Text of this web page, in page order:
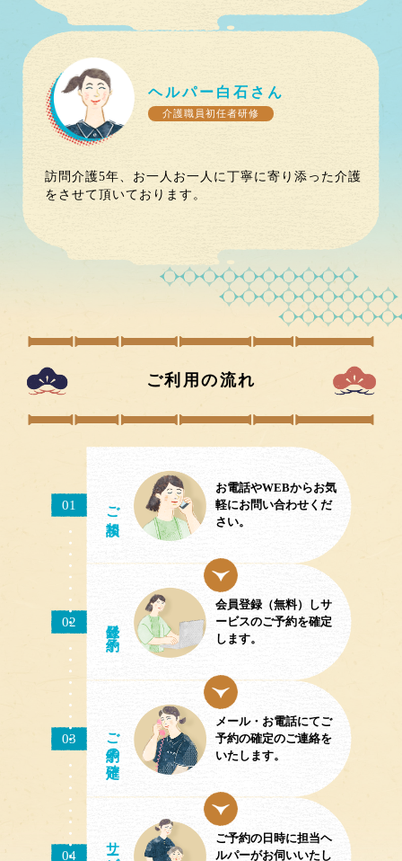
ヘルパー 白石 さん
介護職員初任者研修
訪問介護5年、お一人お一人に丁寧に寄り添った介護
をさせて頂いております。
ご利用の流れ
01 ご相談
お電話やWEBからお気
軽にお問い合わせくだ
さい。
02 ／予約
会員登録（無料）しサ
ービスのご予約を確定
します。
03
ご予約
の確定
メール・お電話にてご
予約の確定のご連絡を
いたします。
04
サ
ご予約の日時に担当ヘ
ルパーがお伺いいたし